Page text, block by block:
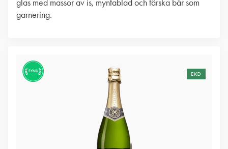
glas med massor av is, myntablad och färska bär som
garnering.
FYND EKO